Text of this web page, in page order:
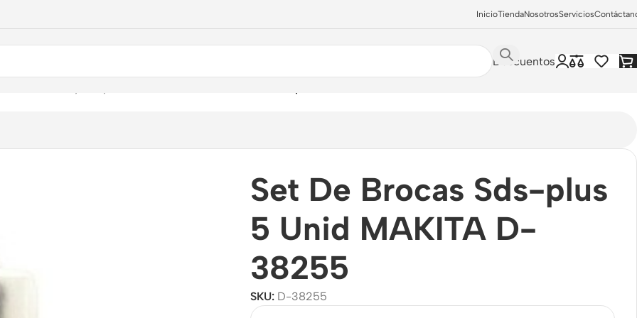
InicioTiendaNosotrosServicios
Descuentos
Set De Brocas Sds-plus
5 Unid MAKITA D-
38255
SKU: D-38255